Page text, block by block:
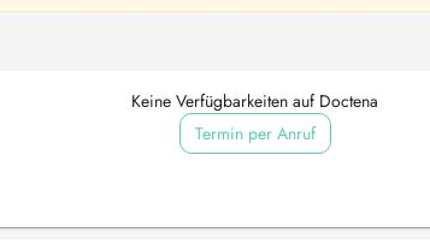
Keine Verfügbarkeiten auf Doctena
Termin per Anruf